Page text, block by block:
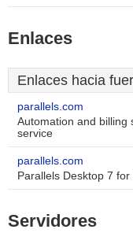
Enlaces
Enlaces hacia
parallels.com
Automation and billing
service
parallels.com
Parallels Desktop 7
Servidores